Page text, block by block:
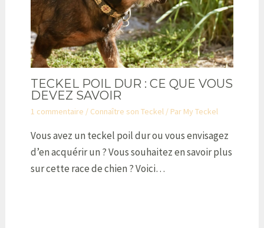
TECKEL POIL DUR : CE QUE VOUS
DEVEZ SAVOIR
1 commentaire / Connaître son Teckel/ Par My Teckel
Vous avez un teckel poil dur ou vous envisagez
d’en acquérir un ? Vous souhaitez en savoir plus
sur cette race de chien ? Voici…